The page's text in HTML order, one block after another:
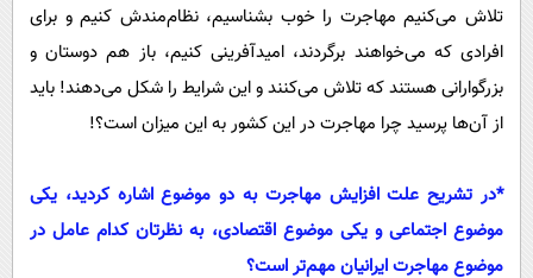
تلاش می‌کنیم مهاجرت را خوب بشناسیم، نظام‌مندش کنیم و برای
افرادی که می‌خواهند برگردند، امیدآفرینی کنیم، باز هم دوستان و
بزرگوارانی هستند که تلاش می‌کنند و این شرایط را شکل می‌دهند! باید
از آن‌ها پرسید چرا مهاجرت در این کشور به این میزان است؟!
‌*در تشریح علت افزایش مهاجرت به دو موضوع اشاره کردید، یکی
موضوع اجتماعی و یکی موضوع اقتصادی، به نظرتان کدام عامل در
موضوع مهاجرت ایرانیان مهم‌تر است؟